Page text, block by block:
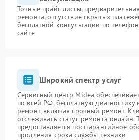
Точные прайс-листы,
ремонта, отсутствие скрытых
бесплатной консультации по
сайте
Широкий спектр услуг
Сервисный центр Midea
по всей РФ, бесплатную диагностику
ремонт, включая срочный ремонт.
отслеживать статус ремонта онлайн.
предоставляется постгарантийное
продления срока службы техники